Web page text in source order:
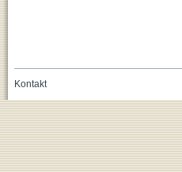
Kontakt